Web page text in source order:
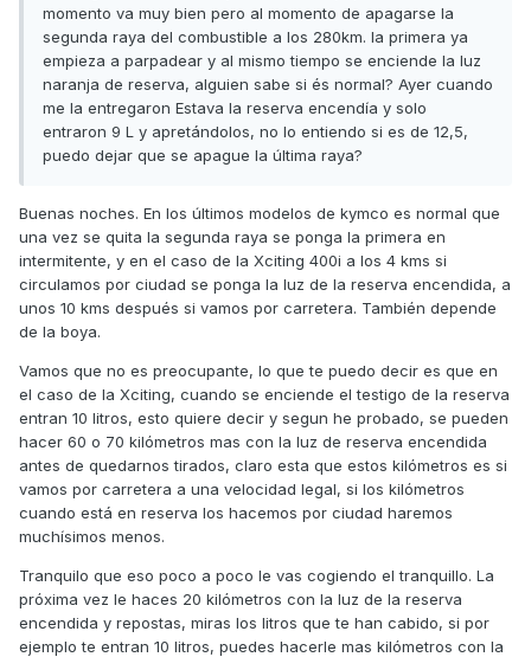
momento va muy bien pero al momento de apagarse la
segunda raya del combustible a los 280km. la primera ya
empieza a parpadear y al mismo tiempo se enciende la luz
naranja de reserva, alguien sabe si és normal? Ayer cuando
me la entregaron Estava la reserva encendía y solo
entraron 9 L y apretándolos, no lo entiendo si es de 12,5,
puedo dejar que se apague la última raya?
Buenas noches. En los últimos modelos de kymco es normal que
una vez se quita la segunda raya se ponga la primera en
intermitente, y en el caso de la Xciting 400i a los 4 kms si
circulamos por ciudad se ponga la luz de la reserva encendida, a
unos 10 kms después si vamos por carretera. También depende
de la boya.
Vamos que no es preocupante, lo que te puedo decir es que en
el caso de la Xciting, cuando se enciende el testigo de la reserva
entran 10 litros, esto quiere decir y segun he probado, se pueden
hacer 60 o 70 kilómetros mas con la luz de reserva encendida
antes de quedarnos tirados, claro esta que estos kilómetros es si
vamos por carretera a una velocidad legal, si los kilómetros
cuando está en reserva los hacemos por ciudad haremos
muchísimos menos.
Tranquilo que eso poco a poco le vas cogiendo el tranquillo. La
próxima vez le haces 20 kilómetros con la luz de la reserva
encendida y repostas, miras los litros que te han cabido, si por
ejemplo te entran 10 litros, puedes hacerle mas kilómetros con la